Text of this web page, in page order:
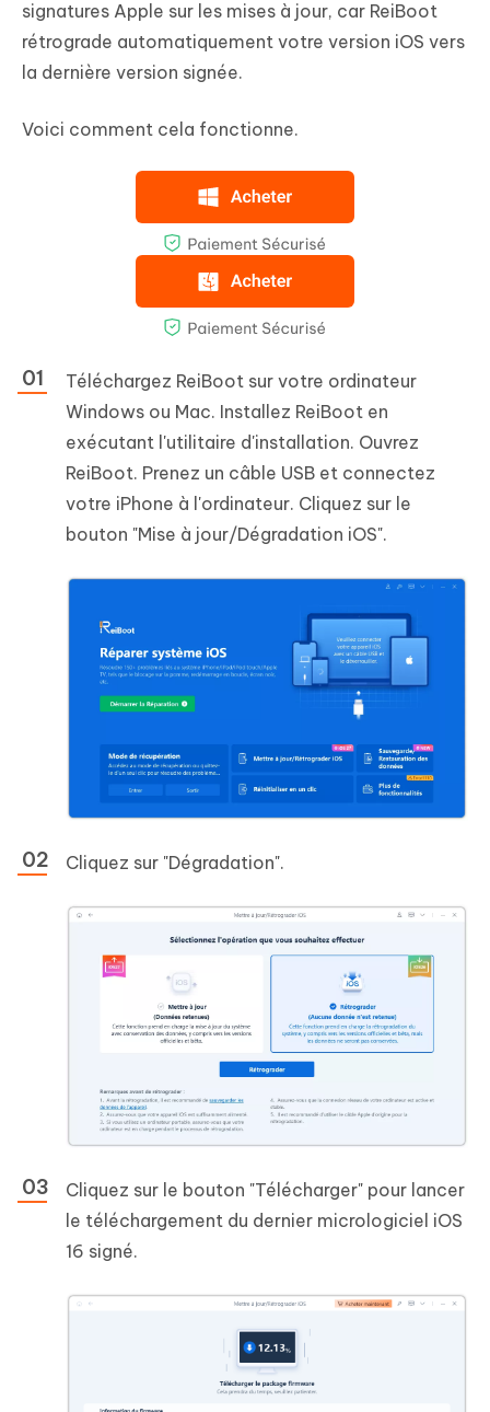
signatures Apple sur les mises à jour, car ReiBoot
rétrograde automatiquement votre version iOS vers
la dernière version signée.
Voici comment cela fonctionne.
Téléchargez ReiBoot sur votre ordinateur
Windows ou Mac. Installez ReiBoot en
exécutant l'utilitaire d'installation. Ouvrez
ReiBoot. Prenez un câble USB et connectez
votre iPhone à l'ordinateur. Cliquez sur le
bouton "Mise à jour/Dégradation iOS".
Cliquez sur "Dégradation".
Cliquez sur le bouton "Télécharger" pour lancer
le téléchargement du dernier micrologiciel iOS
16 signé.